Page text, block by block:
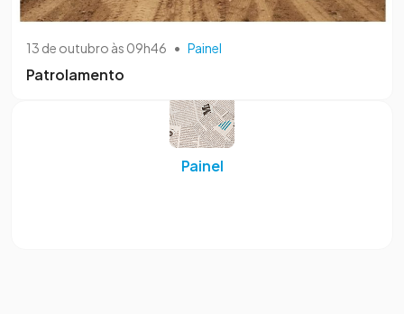
13 de outubro às 09h46 • Painel
Patrolamento
Painel